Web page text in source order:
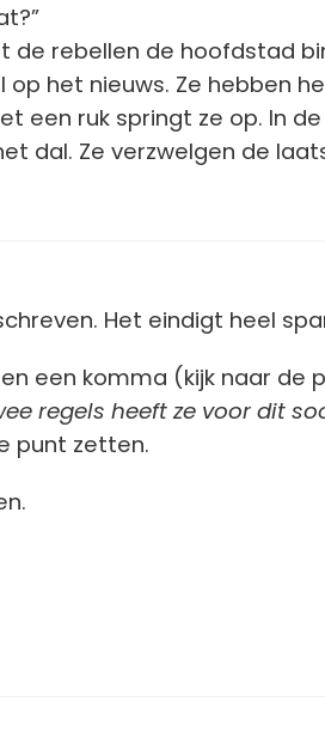
de rebellen de hoofdstad
op het nieuws. Ze hebben
een ruk springt ze op. In
dal. Ze verzwelgen de
Het eindigt heel
een komma (kijk naar de
regels heeft ze voor dit
punt zetten.